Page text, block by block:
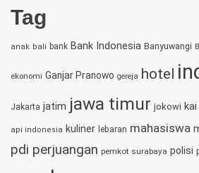
Channel
Tag
anak bali bank Bank Indonesia Banyuwangi
ekonomi Ganjar Pranowo gereja hotel
Jakarta jatim jawa timur jokowi kai
api indonesia kuliner lebaran mahasiswa
pdi perjuangan pemkot surabaya polisi